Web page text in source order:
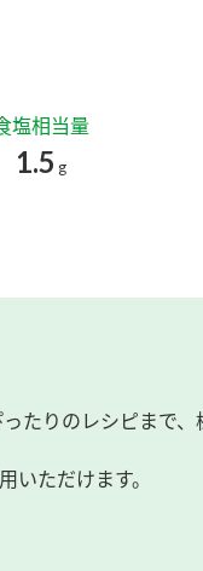
塩相当量
1.5 g
たりのレシピまで、
いただけます。